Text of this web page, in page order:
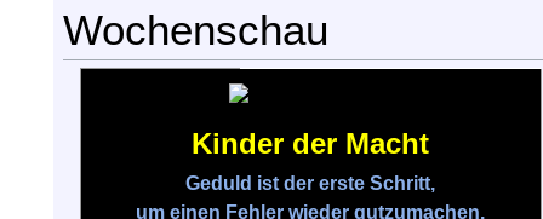
Wochenschau
Kinder der Macht
Geduld ist der erste Schritt,
um einen Fehler wieder gutzumachen.